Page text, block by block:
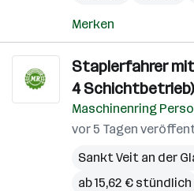
Merken
Staplerfahrer mit
4 Schichtbetrieb)
Maschinenring
vor 5 Tagen
Sankt Veit an der
ab 15,62 € stündlich